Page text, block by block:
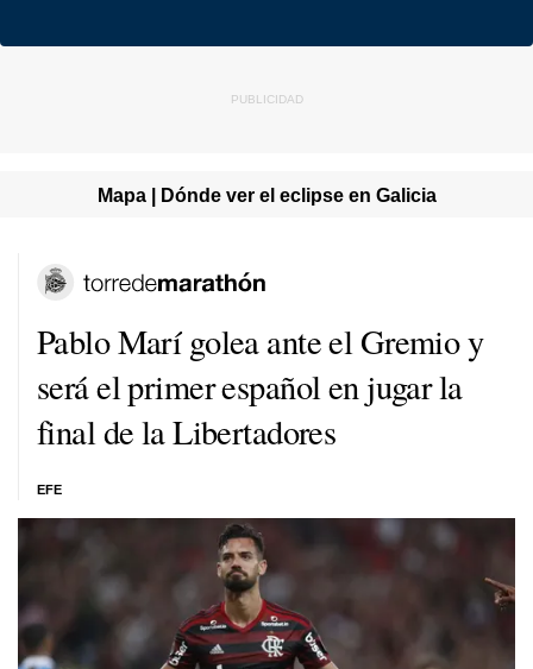
Mapa | Dónde ver el eclipse en Galicia
Pablo Marí golea ante el Gremio y
será el primer español en jugar la
final de la Libertadores
EFE